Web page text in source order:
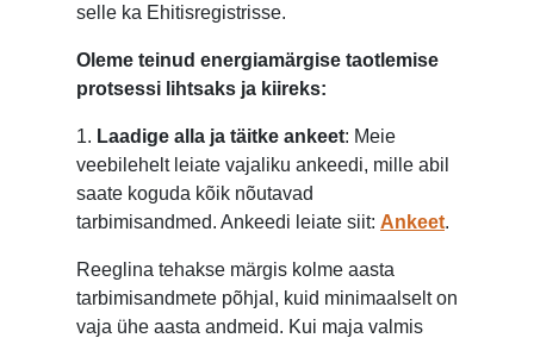
selle ka Ehitisregistrisse.
Oleme teinud energiamärgise taotlemise
protsessi lihtsaks ja kiireks:
1. Laadige alla ja täitke ankeet: Meie
veebilehelt leiate vajaliku ankeedi, mille abil
saate koguda kõik nõutavad
tarbimisandmed. Ankeedi leiate siit: Ankeet.
Reeglina tehakse märgis kolme aasta
tarbimisandmete põhjal, kuid minimaalselt on
vaja ühe aasta andmeid. Kui maja valmis